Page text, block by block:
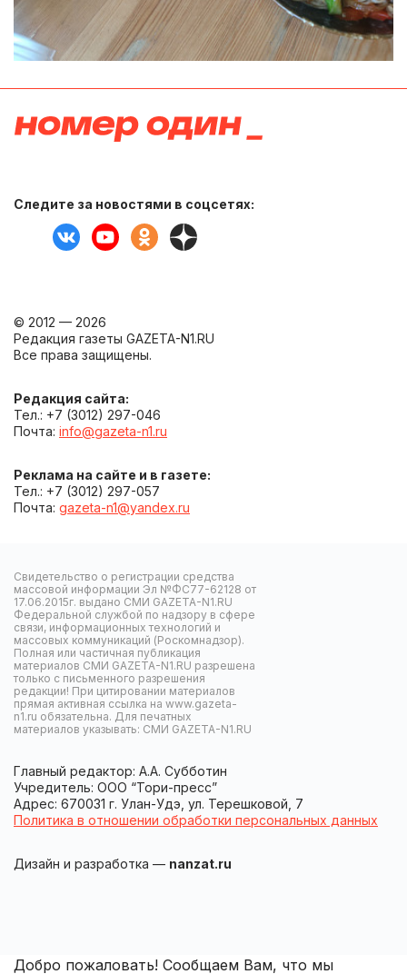
Следите за новостями в соцсетях:
© 2012 — 2026
Редакция газеты GAZETA-N1.RU
Все права защищены.
Редакция сайта:
Тел.: +7 (3012) 297-046
Почта: info@gazeta-n1.ru
Реклама на сайте и в газете:
Тел.: +7 (3012) 297-057
Почта: gazeta-n1@yandex.ru
Свидетельство о регистрации средства
массовой информации Эл №ФС77-62128 от
17.06.2015г. выдано СМИ GAZETA-N1.RU
Федеральной службой по надзору в сфере
связи, информационных технологий и
массовых коммуникаций (Роскомнадзор).
Полная или частичная публикация
материалов СМИ GAZETA-N1.RU разрешена
только с письменного разрешения
редакции! При цитировании материалов
прямая активная ссылка на www.gazeta-
n1.ru обязательна. Для печатных
материалов указывать: СМИ GAZETA-N1.RU
Главный редактор: А.А. Субботин
Учредитель: ООО “Тори-пресс”
Адрес: 670031 г. Улан-Удэ, ул. Терешковой, 7
Политика в отношении обработки персональных данных
Дизайн и разработка — nanzat.ru
Добро пожаловать! Сообщаем Вам, что мы